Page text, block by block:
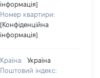
інформація]
Номер квартири:
[Конфіденційна
інформація]
Країна:
Україна
Поштовий індекс: